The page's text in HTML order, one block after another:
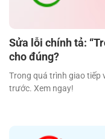
Sửa lỗi chính tả:
cho đúng?
Trong quá trình giao tiếp
trước. Xem ngay!